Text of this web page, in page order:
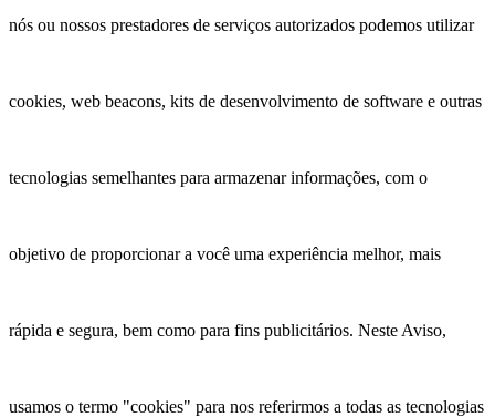
nós ou nossos prestadores de serviços autorizados podemos utilizar
cookies, web beacons, kits de desenvolvimento de software e outras
tecnologias semelhantes para armazenar informações, com o
objetivo de proporcionar a você uma experiência melhor, mais
rápida e segura, bem como para fins publicitários. Neste Aviso,
usamos o termo "cookies" para nos referirmos a todas as tecnologias